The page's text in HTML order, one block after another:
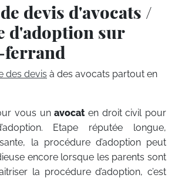
devis d'avocats /
d'adoption sur
des devis à des avocats partout en
vous unavocaten droit civil pour
Etape réputée longue,
la procédure d’adoption peut
encore lorsque les parents sont
la procédure d’adoption, c’est